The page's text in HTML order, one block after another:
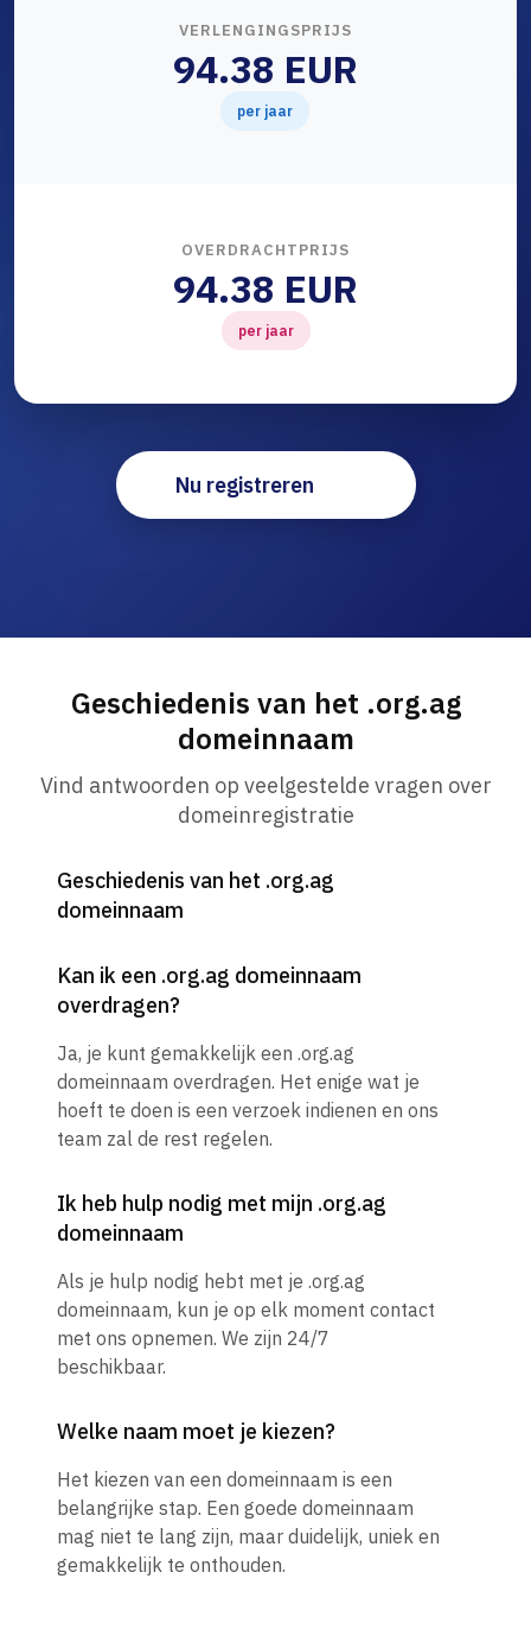
VERLENGINGSPRIJS
94.38 EUR
per jaar
OVERDRACHTPRIJS
94.38 EUR
per jaar
Nu registreren
Geschiedenis van het .org.ag
domeinnaam
Vind antwoorden op veelgestelde vragen over
domeinregistratie
Geschiedenis van het .org.ag
domeinnaam
Kan ik een .org.ag domeinnaam
overdragen?
Ja, je kunt gemakkelijk een .org.ag
domeinnaam overdragen. Het enige wat je
hoeft te doen is een verzoek indienen en ons
team zal de rest regelen.
Ik heb hulp nodig met mijn .org.ag
domeinnaam
Als je hulp nodig hebt met je .org.ag
domeinnaam, kun je op elk moment contact
met ons opnemen. We zijn 24/7
beschikbaar.
Welke naam moet je kiezen?
Het kiezen van een domeinnaam is een
belangrijke stap. Een goede domeinnaam
mag niet te lang zijn, maar duidelijk, uniek en
gemakkelijk te onthouden.